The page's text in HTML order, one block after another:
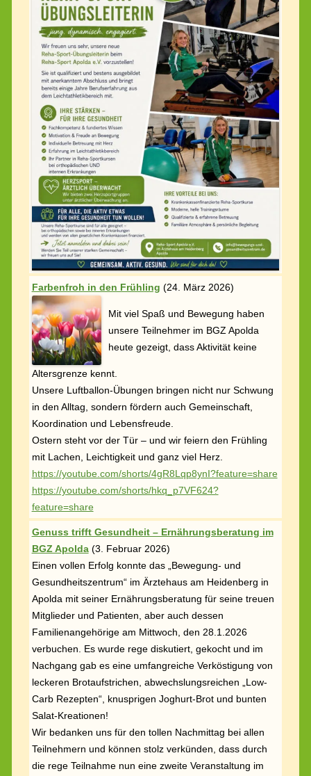
Farbenfroh in den Frühling (24. März 2026)
Mit viel Spaß und Bewegung haben
unsere Teilnehmer im BGZ Apolda
heute gezeigt, dass Aktivität keine
Altersgrenze kennt.
Unsere Luftballon-Übungen bringen nicht nur Schwung
in den Alltag, sondern fördern auch Gemeinschaft,
Koordination und Lebensfreude.
Ostern steht vor der Tür – und wir feiern den Frühling
mit Lachen, Leichtigkeit und ganz viel Herz.
https://youtube.com/shorts/4gR8Lqp8ynI?feature=share
https://youtube.com/shorts/hkq_p7VF624?
feature=share
Genuss trifft Gesundheit – Ernährungsberatung im
BGZ Apolda(3. Februar 2026)
Einen vollen Erfolg konnte das „Bewegung- und
Gesundheitszentrum“ im Ärztehaus am Heidenberg in
Apolda mit seiner Ernährungsberatung für seine treuen
Mitglieder und Patienten, aber auch dessen
Familienangehörige am Mittwoch, den 28.1.2026
verbuchen. Es wurde rege diskutiert, gekocht und im
Nachgang gab es eine umfangreiche Verköstigung von
leckeren Brotaufstrichen, abwechslungsreichen „Low-
Carb Rezepten“, knusprigen Joghurt-Brot und bunten
Salat-Kreationen!
Wir bedanken uns für den tollen Nachmittag bei allen
Teilnehmern und können stolz verkünden, dass durch
die rege Teilnahme nun eine zweite Veranstaltung im